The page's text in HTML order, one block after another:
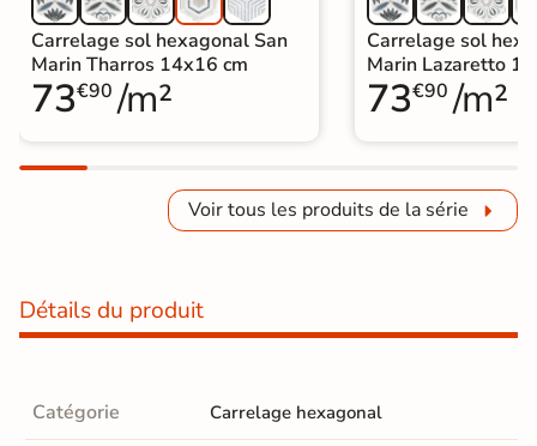
Carrelage sol hexagonal San
Marin Tharros 14x16 cm
73€90 /m²
Carrelage sol
Marin Lazaretto
73€90 /m²
Voir tous les produits de la série
Détails du produit
Catégorie Carrelage hexagonal